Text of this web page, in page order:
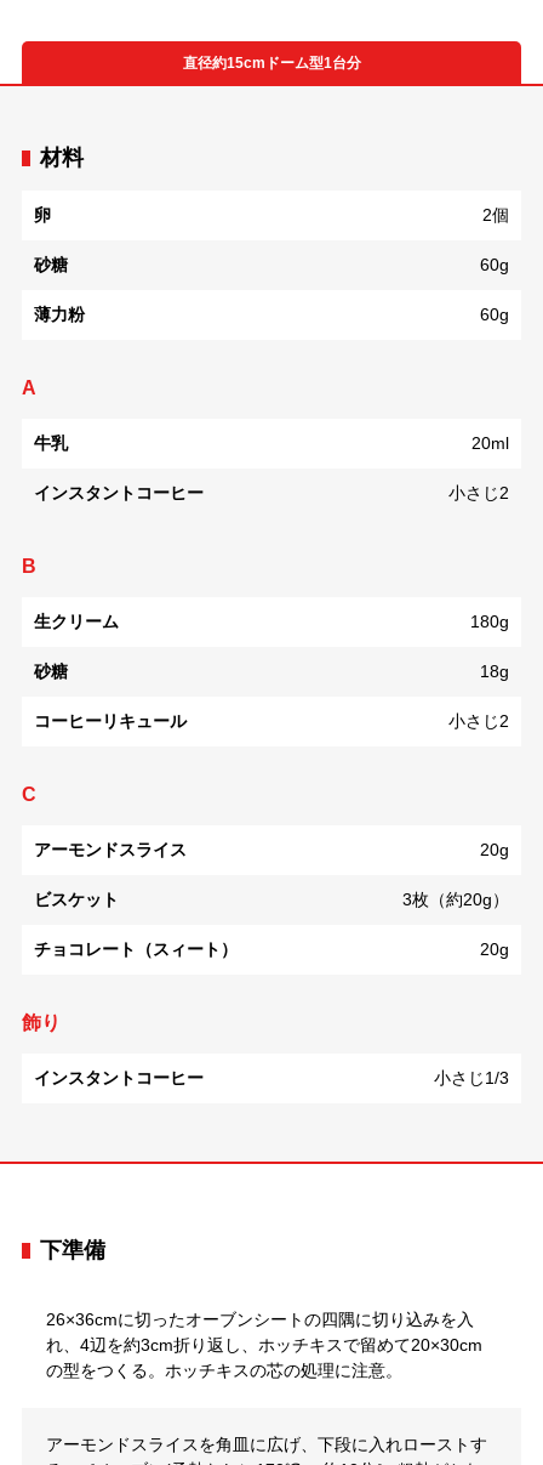
直径約15cmドーム型1台分
材料
卵 2個
砂糖 60g
薄力粉 60g
A
牛乳 20ml
インスタントコーヒー 小さじ2
B
生クリーム 180g
砂糖 18g
コーヒーリキュール 小さじ2
C
アーモンドスライス 20g
ビスケット 3枚（約20g）
チョコレート（スィート） 20g
飾り
インスタントコーヒー 小さじ1/3
下準備
26×36cmに切ったオーブンシートの四隅に切り込みを入
れ、4辺を約3cm折り返し、ホッチキスで留めて20×30cm
の型をつくる。ホッチキスの芯の処理に注意。
アーモンドスライスを角皿に広げ、下段に入れローストす